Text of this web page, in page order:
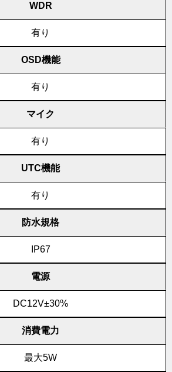
WDR
有り
OSD機能
有り
マイク
有り
UTC機能
有り
防水規格
IP67
電源
DC12V±30%
消費電力
最大5W